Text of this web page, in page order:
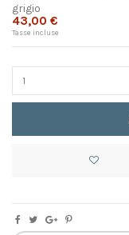
grigio
43,00 €
Tasse incluse